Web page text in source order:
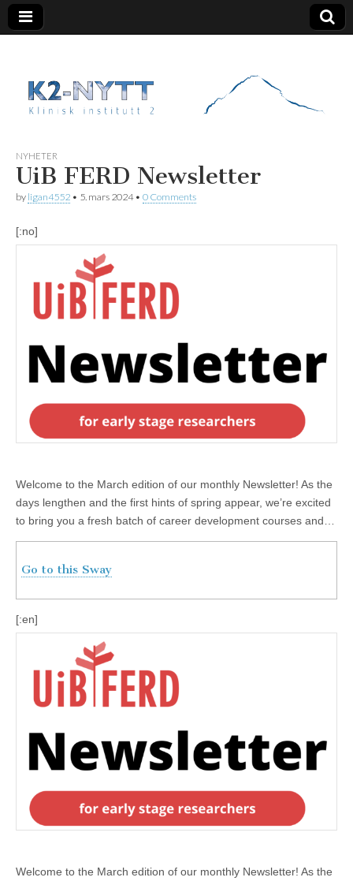
K2 Nytt
NYHETER
UiB FERD Newsletter
by ligan4552 • 5. mars 2024• 0 Comments
[:no]
Welcome to the March edition of our monthly Newsletter! As the
days lengthen and the first hints of spring appear, we’re excited
to bring you a fresh batch of career development courses and…
Go to this Sway
[:en]
Welcome to the March edition of our monthly Newsletter! As the